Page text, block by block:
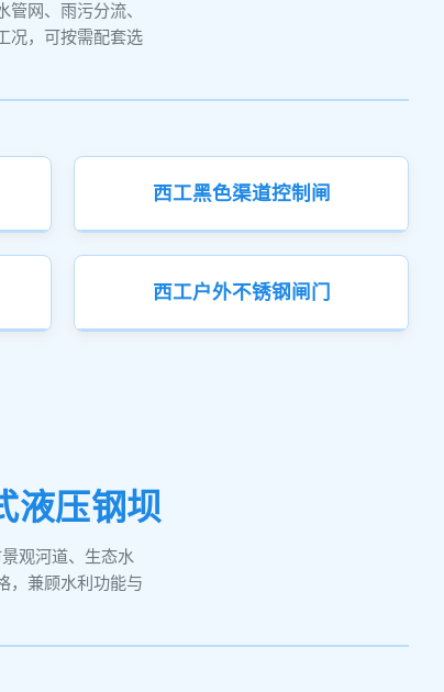
网、雨污分流、
况，可按需配套选
西工黑色渠道控制闸
西工户外不锈钢闸门
液压钢坝
观河道、生态水
，兼顾水利功能与